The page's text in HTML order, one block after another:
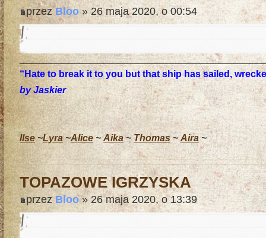
przezBloo» 26 maja 2020, o 00:54
“Hate to break it to you but that ship has sailed,
by Jaskier
Ilse ~Lyra ~Alice~Aika~Thomas~Aira~
TOPAZOWE IGRZYSKA
przezBloo» 26 maja 2020, o 13:39